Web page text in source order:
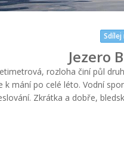
Sdílej
Jezero
rozloha činí půl
k mání po celé léto. Vodní
Zkrátka a dobře,